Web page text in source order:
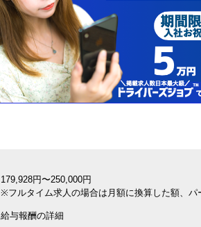
179,928円〜250,000円
※フルタイム求人の場合は月額に換算した額、
給与報酬の詳細